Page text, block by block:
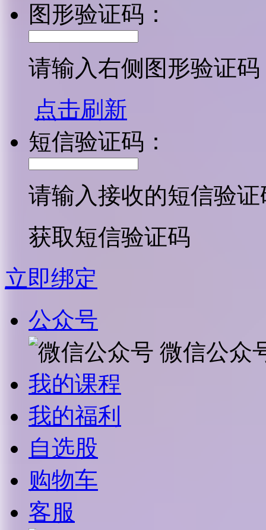
图形验证码：
请输入右侧图形验证码
点击刷新
短信验证码：
请输入接收的短信验证
获取短信验证码
立即绑定
公众号
微信公众
我的课程
我的福利
自选股
购物车
客服